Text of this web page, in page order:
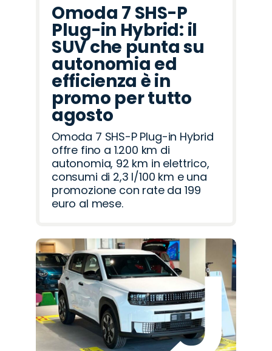
Omoda 7 SHS-P
Plug-in Hybrid: il
SUV che punta su
autonomia ed
efficienza è in
promo per tutto
agosto
Omoda 7 SHS-P Plug-in Hybrid
offre fino a 1.200 km di
autonomia, 92 km in elettrico,
consumi di 2,3 l/100 km e una
promozione con rate da 199
euro al mese.